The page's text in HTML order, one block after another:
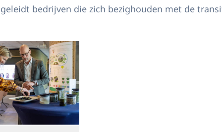
bedrijven die zich bezighouden met de
Open de galerij in vergrote weergave